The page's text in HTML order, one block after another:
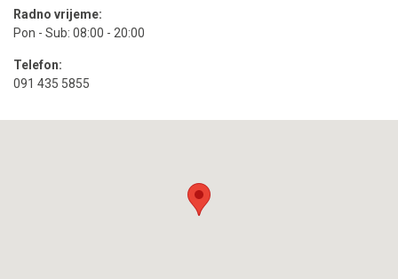
Njega
Zdravlje
Zdravlje
Radno vrijeme:
Pon - Sub: 08:00 - 20:00
Telefon:
091 435 5855